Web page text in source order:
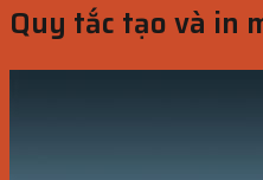
Quy tắc tạo và in